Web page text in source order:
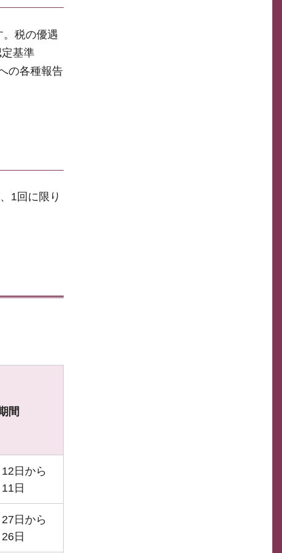
税の優遇
基準
の各種報告
1回に限り
間
日から
日
日から
日